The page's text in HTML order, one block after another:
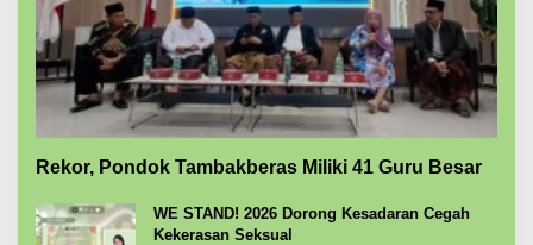
Rekor, Pondok Tambakberas Miliki 41 Guru Besar
WE STAND! 2026 Dorong Kesadaran Cegah
Kekerasan Seksual